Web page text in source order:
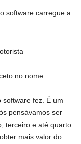
software carregue a
no nome.
fez. É um
pensávamos ser
terceiro e até quarto
mais valor do